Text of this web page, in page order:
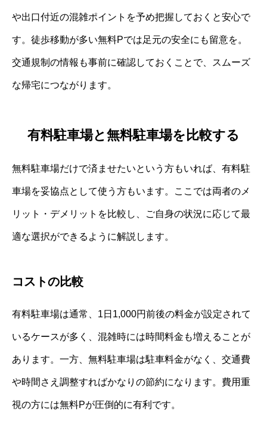
や出口付近の混雑ポイントを予め把握しておくと安心で
す。徒歩移動が多い無料Pでは足元の安全にも留意を。
交通規制の情報も事前に確認しておくことで、スムーズ
な帰宅につながります。
有料駐車場と無料駐車場を比較する
無料駐車場だけで済ませたいという方もいれば、有料駐
車場を妥協点として使う方もいます。ここでは両者のメ
リット・デメリットを比較し、ご自身の状況に応じて最
適な選択ができるように解説します。
コストの比較
有料駐車場は通常、1日1,000円前後の料金が設定されて
いるケースが多く、混雑時には時間料金も増えることが
あります。一方、無料駐車場は駐車料金がなく、交通費
や時間さえ調整すればかなりの節約になります。費用重
視の方には無料Pが圧倒的に有利です。